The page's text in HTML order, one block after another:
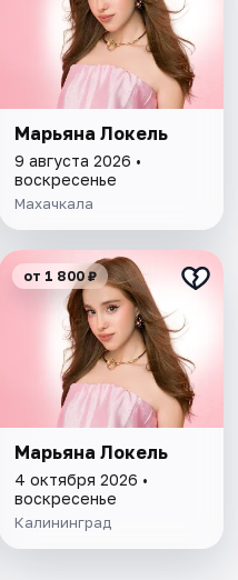
Марьяна Локель
9 августа 2026 •
воскресенье
Махачкала
от 1 800 ₽
Марьяна Локель
4 октября 2026 •
воскресенье
Калининград